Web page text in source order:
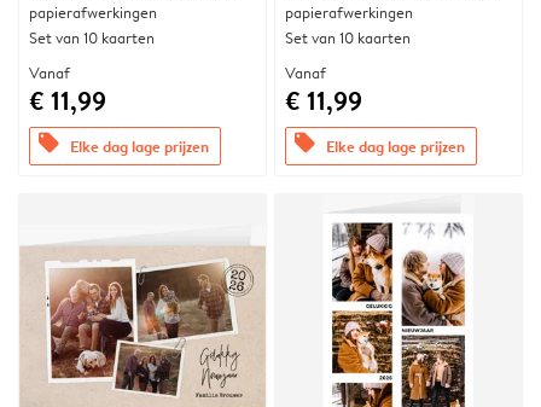
papierafwerkingen
Set van 10 kaarten
Vanaf
€ 11,99
offers Elke dag lage prijzen
papierafwerkingen
Set van 10 kaarten
Vanaf
€ 11,99
offers Elke dag lage prijzen